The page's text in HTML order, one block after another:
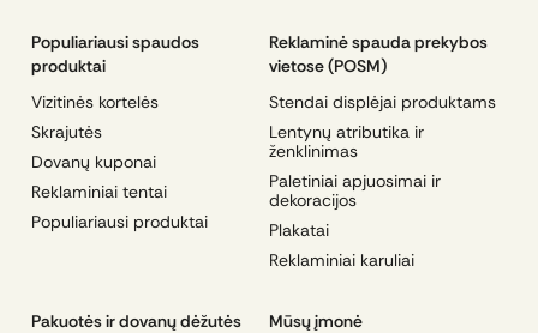
Populiariausi spaudos
produktai
Vizitinės kortelės
Skrajutės
Dovanų kuponai
Reklaminiai tentai
Populiariausi produktai
Reklaminė spauda prekybos
vietose (POSM)
Stendai displėjai produktams
Lentynų atributika ir
ženklinimas
Paletiniai apjuosimai ir
dekoracijos
Plakatai
Reklaminiai karuliai
Pakuotės ir dovanų dėžutės
Mūsų įmonė